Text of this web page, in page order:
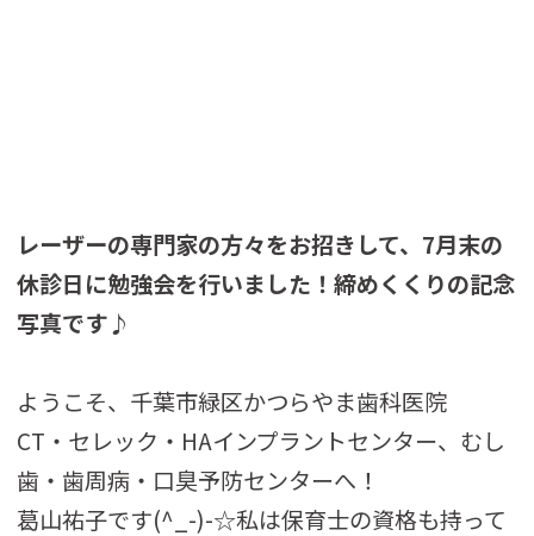
レーザーの専門家の方々をお招きして、7月末の
休診日に勉強会を行いました！締めくくりの記念
写真です♪
ようこそ、千葉市緑区かつらやま歯科医院
CT・セレック・HAインプラントセンター、むし
歯・歯周病・口臭予防センターへ！
葛山祐子です(^_-)-☆私は保育士の資格も持って